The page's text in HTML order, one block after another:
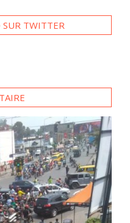
SUR TWITTER